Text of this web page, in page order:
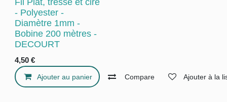
Fil Plat, tressé et ciré -
Polyester - Diamètre
1mm - Bobine 200
mètres - DECOURT
4,50 €
Ajouter au panier